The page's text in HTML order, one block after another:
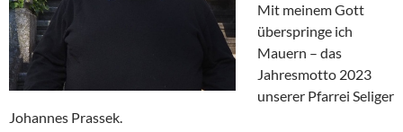
Mit meinem Gott
überspringe ich
Mauern – das
Jahresmotto 2023
unserer Pfarrei Seliger
Johannes Prassek.